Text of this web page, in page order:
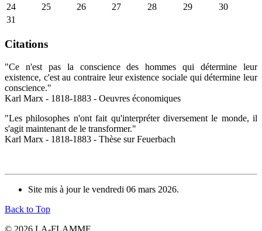
24
25 26 27 28 29
30
31
Citations
"Ce n'est pas la conscience des hommes qui détermine leur
existence, c'est au contraire leur existence sociale qui détermine leur
conscience."
Karl Marx - 1818-1883 - Oeuvres économiques
"Les philosophes n'ont fait qu'interpréter diversement le monde, il
s'agit maintenant de le transformer."
Karl Marx - 1818-1883 - Thèse sur Feuerbach
Site mis à jour le vendredi 06 mars 2026.
Back to Top
© 2026 LA-FLAMME